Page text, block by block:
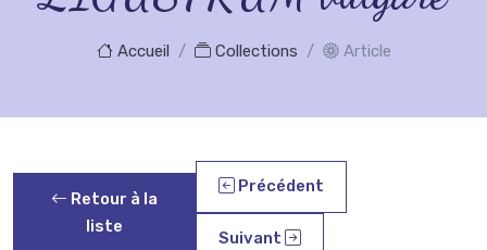
Accueil Collections Article
Retour à la
liste
Précédent
Suivant